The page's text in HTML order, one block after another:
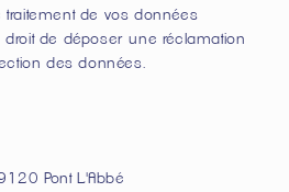
de vos données
de déposer une réclamation
des données.
Pont L'Abbé